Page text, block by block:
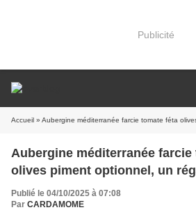
Publicité
Accueil » Aubergine méditerranée farcie tomate féta
Aubergine méditerranée farcie
olives piment optionnel, un
Publié le 04/10/2025 à 07:08
Par CARDAMOME